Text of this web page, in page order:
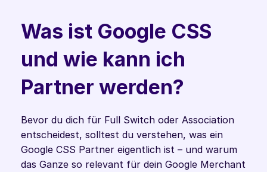
Was ist Google CSS
und wie kann ich
Partner werden?
Bevor du dich für Full Switch oder Association
entscheidest, solltest du verstehen, was ein
Google CSS Partner eigentlich ist – und warum
das Ganze so relevant für dein Google Merchant